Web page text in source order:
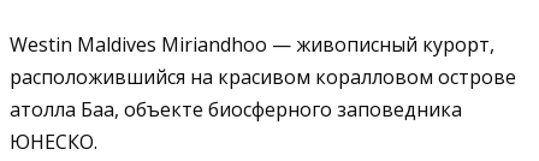
Westin Maldives Miriandhoo — живописный курорт,
расположившийся на красивом коралловом острове
атолла Баа, объекте биосферного заповедника
ЮНЕСКО.